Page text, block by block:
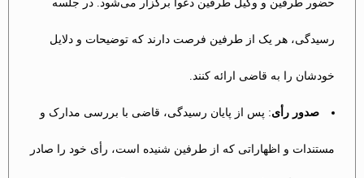
حضور طرفین و وکیل طرفین دعوا برگزار می‌شود. در جلسه
رسیدگی، هر یک از طرفین فرصت دارند که توضیحات و دلایل
خودشان را به قاضی ارائه کنند.
صدور رأی: پس از پایان رسیدگی، قاضی با بررسی مدارک و
مستندات و اظهاراتی که از طرفین شنیده است، رأی خود را صادر